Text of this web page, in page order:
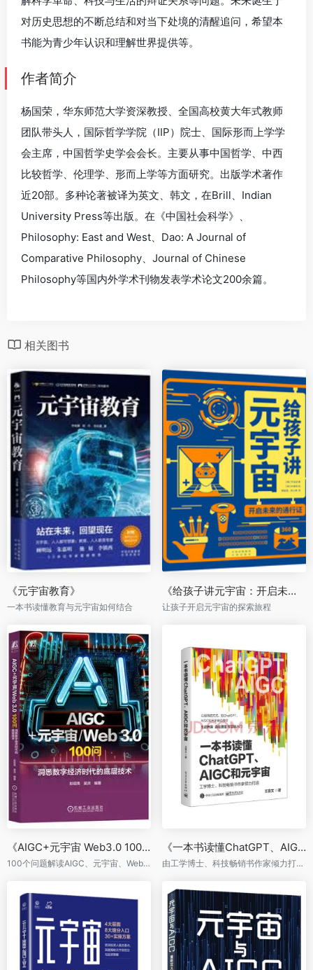
对历史思想的不断总结和对当下处境的清醒追问，希望本
书能为青少年认识和理解世界提供等。
作者简介
杨国荣，华东师范大学资深教授、全国高校黄大年式教师
团队带头人，国际哲学学院（IIP）院士、国际形而上学学
会主席，中国哲学史学会会长。主要从事中国哲学、中西
比较哲学、伦理学、形而上学等方面研究。出版学术著作
近20部。多种论著被译为英文、韩文，在Brill、Indian
University Press等出版。在《中国社会科学》、
Philosophy: East and West、Dao: A Journal of
Comparative Philosophy、Journal of Chinese
Philosophy等国内外学术刊物发表学术论文200余篇。
相关图书
《元宇宙教育》
一本书读懂教育与元宇宙如何结合
《给孩子讲元宇宙：开启未来的通行证》
让孩子开启元宇宙的探索旅程
《AIGC+元宇宙 Web3.0 100问：洞悉数字经济时代的底层技术》
100个问题解读AIGC、元宇宙、Web3.0
《一本书读懂ChatGPT、AIGC和元宇宙》
由工学博士、科技畅销书作家倾力打造，以极简的方式把ChatGPT、AIGC和元宇宙说透彻。